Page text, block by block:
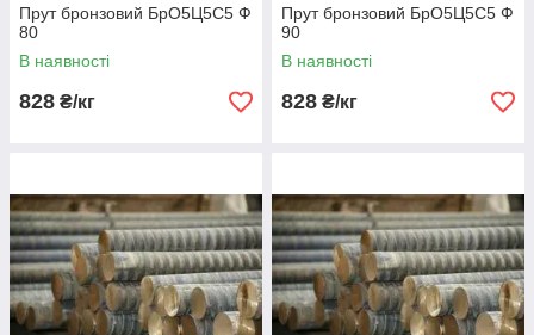
Прут бронзовий БрО5Ц5С5 Ф
80
В наявності
828 ₴/кг
Прут бронзовий БрО5Ц5С5 Ф
90
В наявності
828 ₴/кг